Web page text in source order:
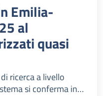
Emilia-
al
quasi
ricerca a livello
si conferma in